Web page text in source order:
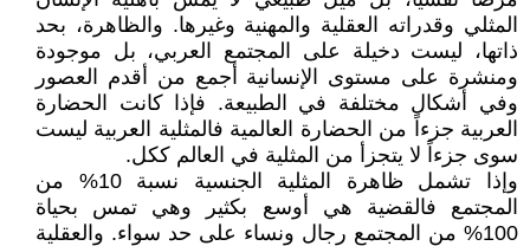
المثلي وقدراته العقلية والمهنية وغيرها. والظاهرة، بحد
ذاتها، ليست دخيلة على المجتمع العربي، بل موجودة
ومنشرة على مستوى الإنسانية أجمع من أقدم العصور
وفي أشكال مختلفة في الطبيعة. فإذا كانت الحضارة
العربية جزءاً من الحضارة العالمية فالمثلية العربية ليست
سوى جزءاً لا يتجزأ من المثلية في العالم ككل.
وإذا تشمل ظاهرة المثلية الجنسية نسبة 10% من
المجتمع فالقضية هي أوسع بكثير وهي تمس بحياة
100% من المجتمع رجال ونساء على حد سواء. والعقلية